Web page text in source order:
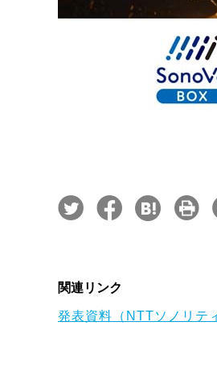
関連リンク
発表資料（NTTソノリテ